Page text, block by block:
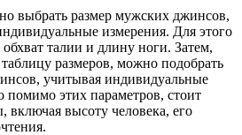
выбрать размер мужских джинсов,
измерения. Для этого
талии и длину ноги. Затем,
размеров, можно подобрать
учитывая индивидуальные
этих параметров, стоит
включая высоту человека, его